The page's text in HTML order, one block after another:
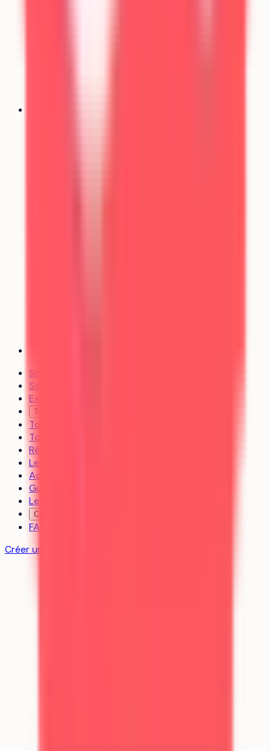
Simulateur d’admission
Stratégie de vœux
Explorer les formations
Trouver un coach
Toutes les formations
Tous les établissements
Révisions
Le média
Actualités
Guides
Les classements
Contact
FAQ
Créer un compte gratuit